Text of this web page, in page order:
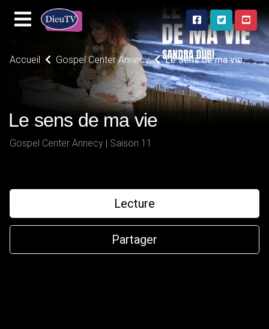
Accueil Gospel Center Annecy Le sens de ma vie
Le sens de ma vie
Gospel Center Annecy | Saison 11
Lecture
Partager